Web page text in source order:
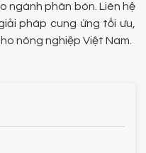
ngành phân bón. Liên hệ
pháp cung ứng tối ưu,
nông nghiệp Việt Nam.